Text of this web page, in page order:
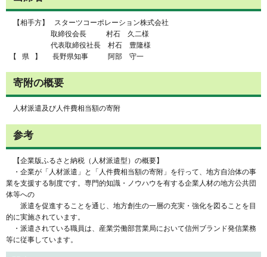
【相手方】 スターツコーポレーション株式会社
取締役会長 村石 久二様
代表取締役社長 村石 豊隆様
【 県 】 長野県知事 阿部 守一
寄附の概要
人材派遣及び人件費相当額の寄附
参考
【企業版ふるさと納税（人材派遣型）の概要】
・企業が「人材派遣」と「人件費相当額の寄附」を行って、地方自治体の事
業を支援する制度です。専門的知識・ノウハウを有する企業人材の地方公共団
体等への
派遣を促進することを通じ、地方創生の一層の充実・強化を図ることを目
的に実施されています。
・派遣されている職員は、産業労働部営業局において信州ブランド発信業務
等に従事しています。